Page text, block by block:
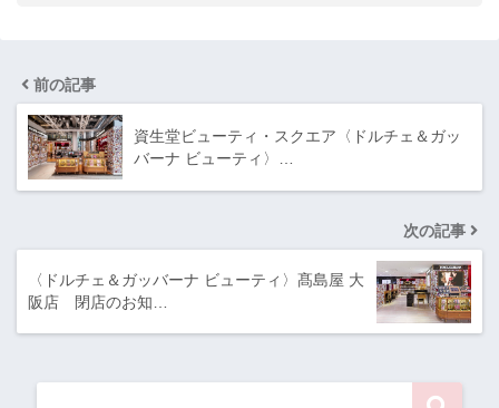
前の記事
資生堂ビューティ・スクエア〈ドルチェ＆ガッ
バーナ ビューティ〉…
次の記事
〈ドルチェ＆ガッバーナ ビューティ〉髙島屋 大
阪店 閉店のお知…